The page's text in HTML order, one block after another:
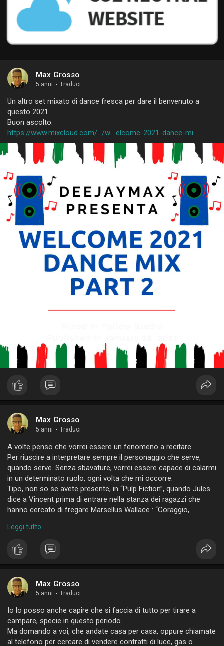
Max Grosso
5 anni · Traduci
Un altro set mixato di dance fresca per dare il benvenuto a
questo 2021.
Buon ascolto.
https://www.mixcloud.com/.../w....elcome-2021-dance-mi
Max Grosso
5 anni · Traduci
A volte penso che vorrei essere un fenomeno a recitare.
Per riuscire a interpretare sempre il personaggio che serve,
quando serve. Senza sbavature, vorrei essere capace di calarmi
in un determinato ruolo, ogni volta che mi occorre.
Tipo, non so se avete presente, in “Pulp Fiction”, quando Jules
dice a Vincent prima di entrare nella stanza dei ragazzi che
hanno cercato di fregare Marsellus Wallace : “Coraggio,
Mi sono sempre chiesto come fanno molti a riuscirci, nella vita
Magari hanno una spiccata indole da attori / attrici e allora
semplicemente la sfruttano.
l’attore, perché non sarei in grado di interpretare nessun’altro
che me stesso.
Leggi tutto...
Max Grosso
5 anni · Traduci
Io lo posso anche capire che si faccia di tutto per tirare a
campare, specie in questo periodo.
Ma domando a voi, che andate casa per casa, oppure chiamate
al telefono per cercare di vendere contratti di luce, gas o